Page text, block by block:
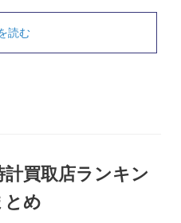
読む
買取店ランキン
とめ